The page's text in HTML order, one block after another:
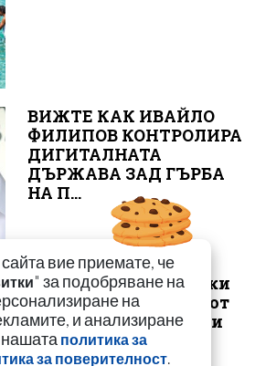
ВИЖТЕ КАК ИВАЙЛО
ФИЛИПОВ КОНТРОЛИРА
ДИГИТАЛНАТА
ДЪРЖАВА ЗАД ГЪРБА
НА П...
Иззеха фалшиви стоки
за близо 650 000 евро от
магазини във Варна и
Зла...
вие приемате, че
" за подобряване на
на
и анализиране
политика за
за поверителност.